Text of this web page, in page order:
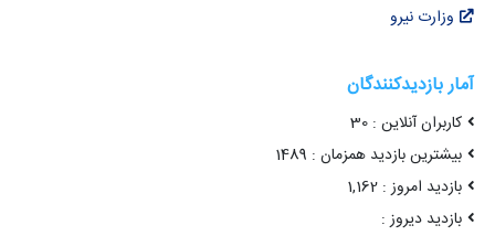
وزارت نیرو
آمار بازدیدکنندگان
کاربران آنلاین : 30
بیشترین بازدید همزمان : 1489
بازدید امروز : 1,162
بازدید دیروز :